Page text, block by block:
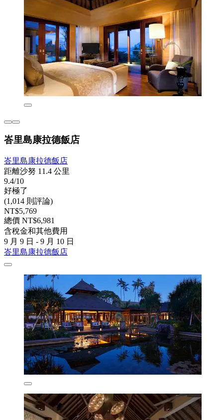
峇里島康拉德飯店
峇里島康拉德飯店
距離沙努 11.4 公里
9.4/10
好極了
(1,014 則評論)
NT$5,769
總價 NT$6,981
含稅金和其他費用
9 月 9 日 - 9 月 10 日
峇里島康拉德飯店